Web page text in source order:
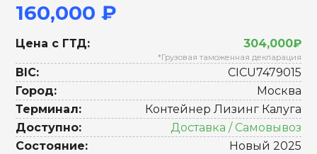
160,000 ₽
Цена с ГТД: 304,000₽
*Грузовая таможенная декларация
BIC:
CICU7479015
Город:
Москва
Терминал:
Контейнер Лизинг Калуга
Доступно:
Доставка / Самовывоз
Состояние:
Новый 2025